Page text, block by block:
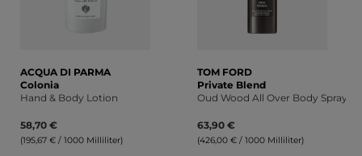
ACQUA DI PARMA
Colonia
Hand & Body Lotion
58,70 €
(195,67 € / 1000 Milliliter)
TOM FORD
Private Blend
Oud Wood All Over Body Spray
63,90 €
(426,00 € / 1000 Milliliter)